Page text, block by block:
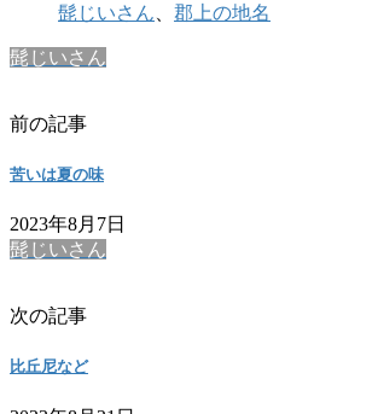
髭じいさん
郡上の地名
髭じいさん
前の記事
苦いは夏の味
2023年8月7日
髭じいさん
次の記事
比丘尼など